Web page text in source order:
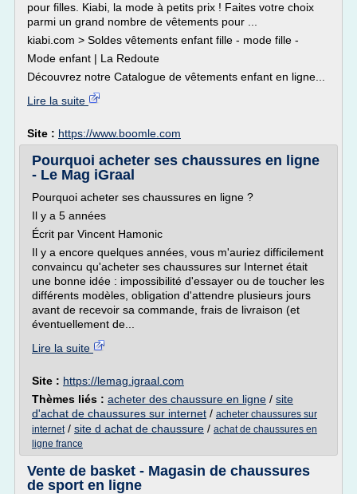
pour filles. Kiabi, la mode à petits prix ! Faites votre choix
parmi un grand nombre de vêtements pour ...
kiabi.com > Soldes vêtements enfant fille - mode fille -
Mode enfant | La Redoute
Découvrez notre Catalogue de vêtements enfant en ligne...
Lire la suite
Site : https://www.boomle.com
Pourquoi acheter ses chaussures en ligne
- Le Mag iGraal
Pourquoi acheter ses chaussures en ligne ?
Il y a 5 années
Écrit par Vincent Hamonic
Il y a encore quelques années, vous m'auriez difficilement
convaincu qu'acheter ses chaussures sur Internet était
une bonne idée : impossibilité d'essayer ou de toucher les
différents modèles, obligation d'attendre plusieurs jours
avant de recevoir sa commande, frais de livraison (et
éventuellement de...
Lire la suite
Site : https://lemag.igraal.com
Thèmes liés : acheter des chaussure en ligne / site
d'achat de chaussures sur internet / acheter chaussures sur
internet/ site d achat de chaussure / achat de chaussures en
ligne france
Vente de basket - Magasin de chaussures
de sport en ligne